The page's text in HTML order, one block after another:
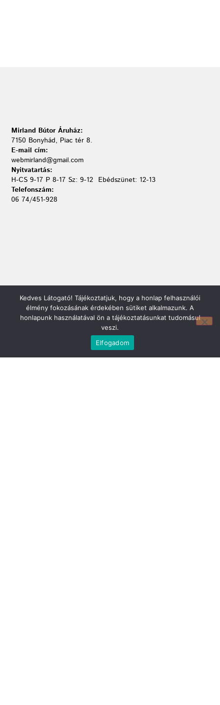
Mirland Lakberendezési Áruház:
7100 Szekszárd, Fáy András u. 29
Mirland Bútor Áruház:
7150 Bonyhád, Piac tér 8.
E-mail cím:
webmirland@gmail.com
Nyitvatartás:
H-CS 9-17 P 8-17 Sz: 9-12 Ebédszünet: 12-13
Telefonszám:
06 74/451-928
Kedves Látogató! Tájékoztatjuk, hogy a honlap felhasználói
élmény fokozásának érdekében sütiket alkalmazunk. A
honlapunk használatával ön a tájékoztatásunkat tudomásul
veszi.
Elfogadom